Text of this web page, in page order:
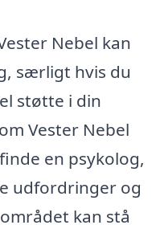
Nebel kan
særligt hvis du
støtte i din
Vester Nebel
en psykolog,
udfordringer og
kan stå